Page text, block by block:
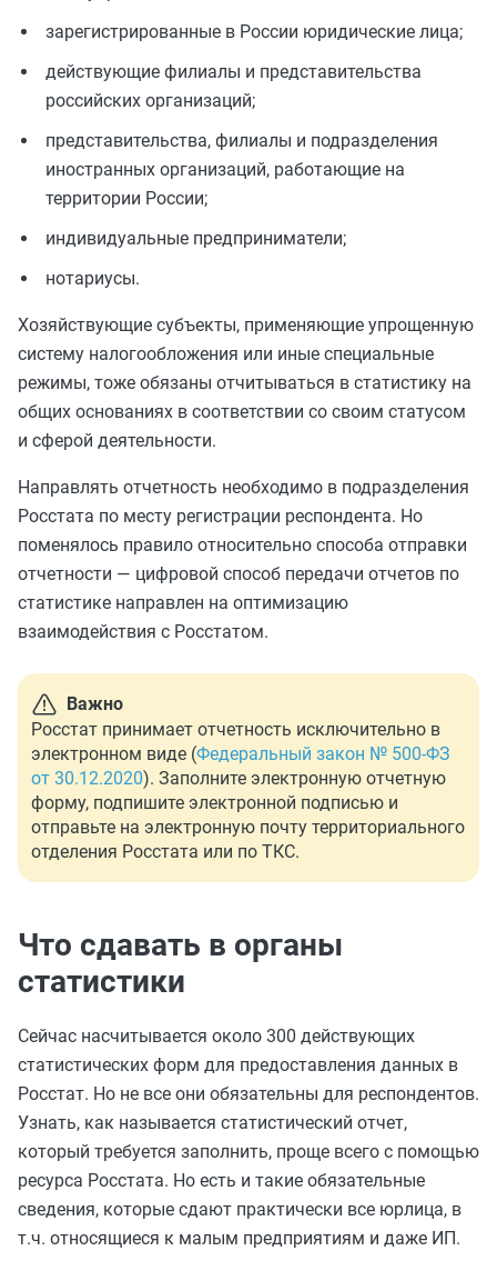
зарегистрированные в России юридические лица;
действующие филиалы и представительства
российских организаций;
представительства, филиалы и подразделения
иностранных организаций, работающие на
территории России;
индивидуальные предприниматели;
нотариусы.
Хозяйствующие субъекты, применяющие упрощенную
систему налогообложения или иные специальные
режимы, тоже обязаны отчитываться в статистику на
общих основаниях в соответствии со своим статусом
и сферой деятельности.
Направлять отчетность необходимо в подразделения
Росстата по месту регистрации респондента. Но
поменялось правило относительно способа отправки
отчетности — цифровой способ передачи отчетов по
статистике направлен на оптимизацию
взаимодействия с Росстатом.
Важно
Росстат принимает отчетность исключительно в
электронном виде (Федеральный закон № 500-ФЗ
от 30.12.2020). Заполните электронную отчетную
форму, подпишите электронной подписью и
отправьте на электронную почту территориального
отделения Росстата или по ТКС.
Что сдавать в органы
статистики
Сейчас насчитывается около 300 действующих
статистических форм для предоставления данных в
Росстат. Но не все они обязательны для респондентов.
Узнать, как называется статистический отчет,
который требуется заполнить, проще всего с помощью
ресурса Росстата. Но есть и такие обязательные
сведения, которые сдают практически все юрлица, в
т.ч. относящиеся к малым предприятиям и даже ИП.